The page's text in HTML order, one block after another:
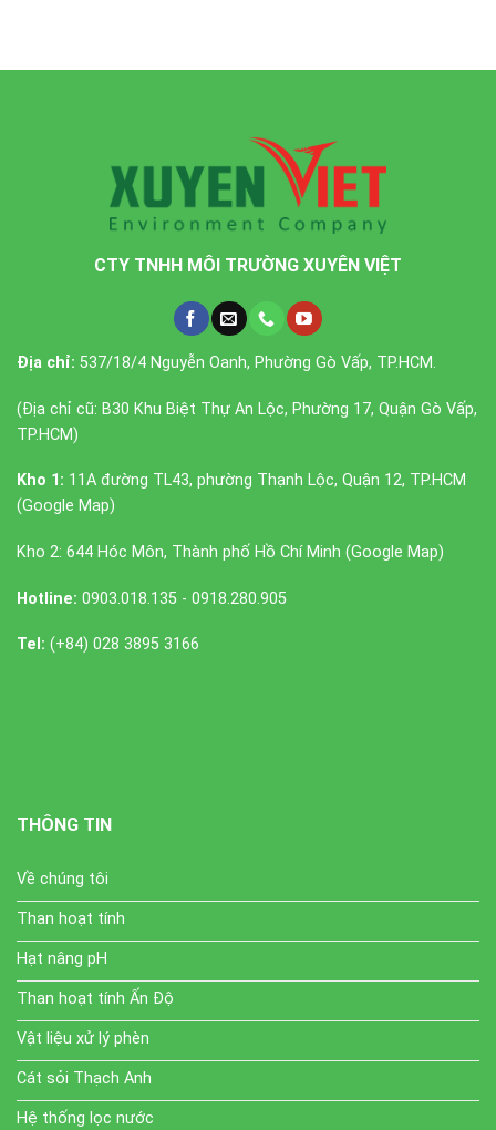
CTY TNHH MÔI TRƯỜNG XUYÊN VIỆT
Địa chỉ: 537/18/4 Nguyễn Oanh, Phường Gò Vấp, TP.HCM.
(Địa chỉ cũ: B30 Khu Biệt Thự An Lộc, Phường 17, Quận Gò Vấp,
TP.HCM)
Kho 1: 11A đường TL43, phường Thạnh Lộc, Quận 12, TP.HCM
(Google Map)
Kho 2: 644 Hóc Môn, Thành phố Hồ Chí Minh (Google Map)
Hotline: 0903.018.135 - 0918.280.905
Tel: (+84) 028 3895 3166
THÔNG TIN
Về chúng tôi
Than hoạt tính
Hạt nâng pH
Than hoạt tính Ấn Độ
Vật liệu xử lý phèn
Cát sỏi Thạch Anh
Hệ thống lọc nước